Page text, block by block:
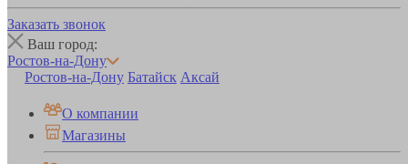
Заказать звонок
Ваш город:
Ростов-на-Дону
Ростов-на-Дону Батайск Аксай
О компании
Магазины